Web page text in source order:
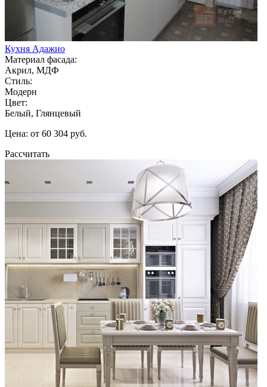
Кухня Адажио
Материал фасада:
Акрил, МДФ
Стиль:
Модерн
Цвет:
Белый, Глянцевый
Цена: от 60 304 руб.
Рассчитать